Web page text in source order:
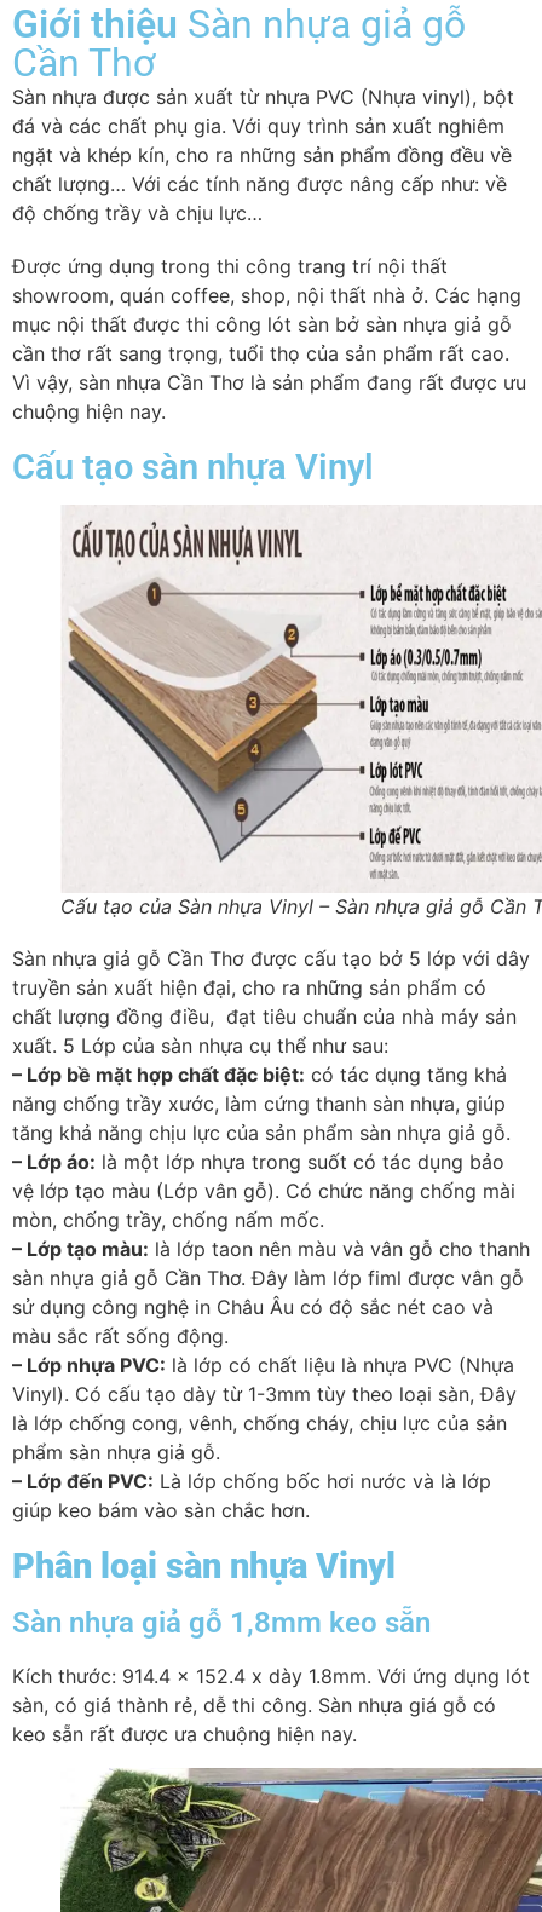
Giới thiệu Sàn nhựa giả gỗ
Cần Thơ
Sàn nhựa được sản xuất từ nhựa PVC (Nhựa vinyl), bột
đá và các chất phụ gia. Với quy trình sản xuất nghiêm
ngặt và khép kín, cho ra những sản phẩm đồng đều về
chất lượng… Với các tính năng được nâng cấp như: về
độ chống trầy và chịu lực…
Được ứng dụng trong thi công trang trí nội thất
showroom, quán coffee, shop, nội thất nhà ở. Các hạng
mục nội thất được thi công lót sàn bở sàn nhựa giả gỗ
cần thơ rất sang trọng, tuổi thọ của sản phẩm rất cao.
Vì vậy, sàn nhựa Cần Thơ là sản phẩm đang rất được ưu
chuộng hiện nay.
Cấu tạo sàn nhựa Vinyl
Cấu tạo của Sàn nhựa Vinyl – Sàn nhựa giả gỗ Cần
Sàn nhựa giả gỗ Cần Thơ được cấu tạo bở 5 lớp với dây
truyền sản xuất hiện đại, cho ra những sản phẩm có
chất lượng đồng điều, đạt tiêu chuẩn của nhà máy sản
xuất. 5 Lớp của sàn nhựa cụ thể như sau:
– Lớp bề mặt hợp chất đặc biệt: có tác dụng tăng khả
năng chống trầy xước, làm cứng thanh sàn nhựa, giúp
tăng khả năng chịu lực của sản phẩm sàn nhựa giả gỗ.
– Lớp áo: là một lớp nhựa trong suốt có tác dụng bảo
vệ lớp tạo màu (Lớp vân gỗ). Có chức năng chống mài
mòn, chống trầy, chống nấm mốc.
– Lớp tạo màu: là lớp taon nên màu và vân gỗ cho thanh
sàn nhựa giả gỗ Cần Thơ. Đây làm lớp fiml được vân gỗ
sử dụng công nghệ in Châu Âu có độ sắc nét cao và
màu sắc rất sống động.
– Lớp nhựa PVC: là lớp có chất liệu là nhựa PVC (Nhựa
Vinyl). Có cấu tạo dày từ 1-3mm tùy theo loại sàn, Đây
là lớp chống cong, vênh, chống cháy, chịu lực của sản
phẩm sàn nhựa giả gỗ.
– Lớp đến PVC: Là lớp chống bốc hơi nước và là lớp
giúp keo bám vào sàn chắc hơn.
Phân loại sàn nhựa Vinyl
Sàn nhựa giả gỗ 1,8mm keo sẵn
Kích thước: 914.4 x 152.4 x dày 1.8mm. Với ứng dụng lót
sàn, có giá thành rẻ, dễ thi công. Sàn nhựa giá gỗ có
keo sẵn rất được ưa chuộng hiện nay.